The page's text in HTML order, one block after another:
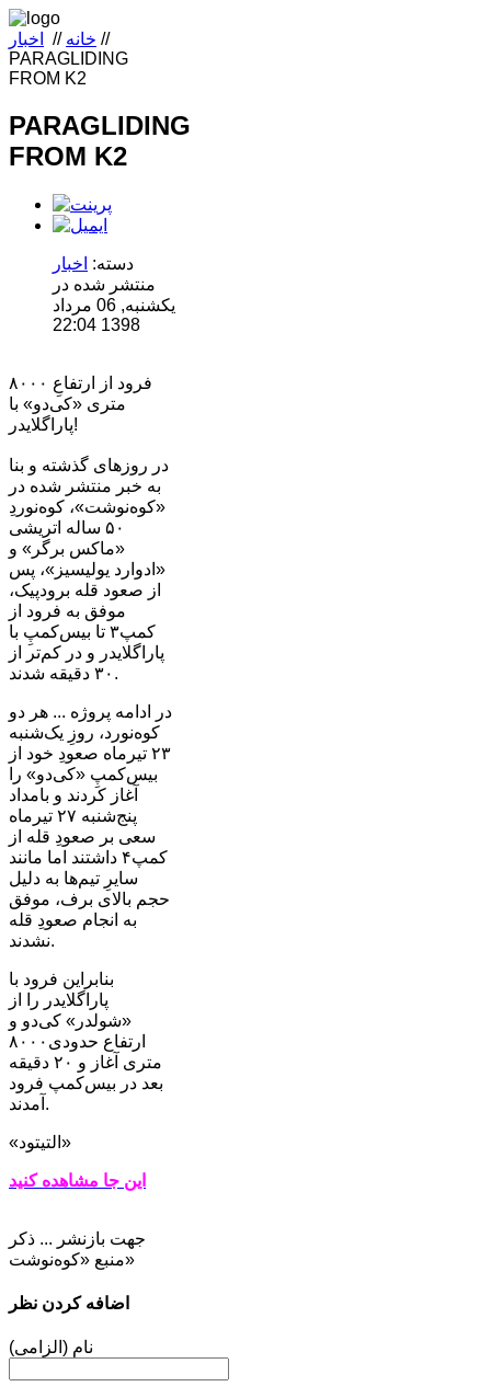
خانه // اخبار
//
PARAGLIDING
FROM K2
PARAGLIDING
FROM K2
دسته: اخبار
منتشر شده در
یکشنبه, 06 مرداد
1398 22:04
فرود از ارتفاعِ ۸۰۰۰
متری «کی‌دو» با
پاراگلایدر!
در روزهای گذشته و بنا
به خبر منتشر شده در
«کوه‌نوشت»، کوه‌نوردِ
۵۰ ساله اتریشی
«ماکس برگر» و
«ادوارد یولیسیز»، پس
از صعود قله برودپیک،
موفق به فرود از
کمپ۳ تا بیس‌کمپِ با
پاراگلایدر و در کم‌تر از
۳۰ دقیقه شدند.
در ادامه پروژه ... هر دو
کوه‌نورد، روزِ یک‌شنبه
۲۳ تیرماه صعودِ خود از
بیس‌کمپِ «کی‌دو» را
آغاز کردند و بامداد
پنج‌شنبه ۲۷ تیرماه
سعی بر صعودِ قله از
کمپ۴ داشتند اما مانند
سایرِ تیم‌ها به دلیل
حجم بالای برف، موفق
به انجام صعودِ قله
نشدند.
بنابراین فرود با
پاراگلایدر را از
«شولدر» کی‌دو و
ارتفاع حدودی۸۰۰۰
متری آغاز و ۲۰ دقیقه
بعد در بیس‌کمپ فرود
آمدند.
«التیتود»
این جا مشاهده کنید
جهت بازنشر ... ذکر
منبع «کوه‌نوشت»
اضافه کردن نظر
نام (الزامی)